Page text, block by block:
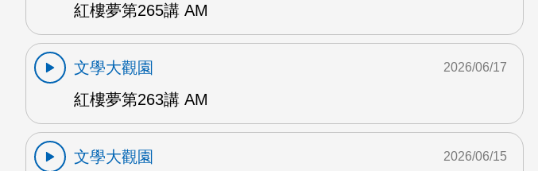
紅樓夢第265講 AM
文學大觀園
紅樓夢第263講 AM
2026/06/17
文學大觀園 2026/06/15